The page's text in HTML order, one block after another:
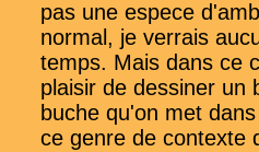
pas une espece
normal, je verrais
temps. Mais dans ce
plaisir de dessiner un
buche qu'on met
ce genre de contexte